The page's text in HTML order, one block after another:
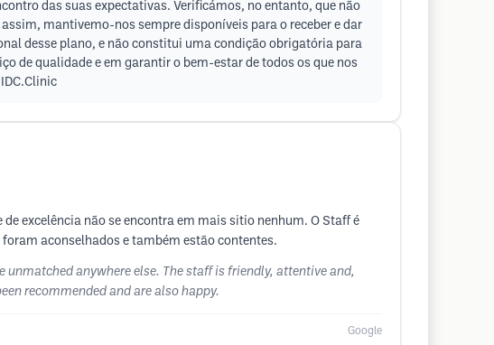
das suas expectativas. Verificámos, no entanto, que não
mantivemo-nos sempre disponíveis para o receber e dar
desse plano, e não constitui uma condição obrigatória para
de qualidade e em garantir o bem-estar de todos os que nos
excelência não se encontra em mais sitio nenhum. O Staff é
aconselhados e também estão contentes.
unmatched anywhere else. The staff is friendly, attentive and,
recommended and are also happy.
Google